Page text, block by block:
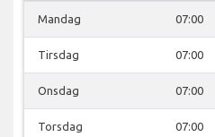
Mandag 07:00
Tirsdag 07:00
Onsdag 07:00
Torsdag 07:00